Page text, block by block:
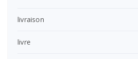
livraison
livre